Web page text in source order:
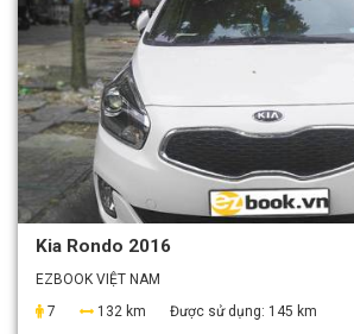
Kia Rondo 2016
EZBOOK VIỆT NAM
7
132 km Được sử dụng: 145 km